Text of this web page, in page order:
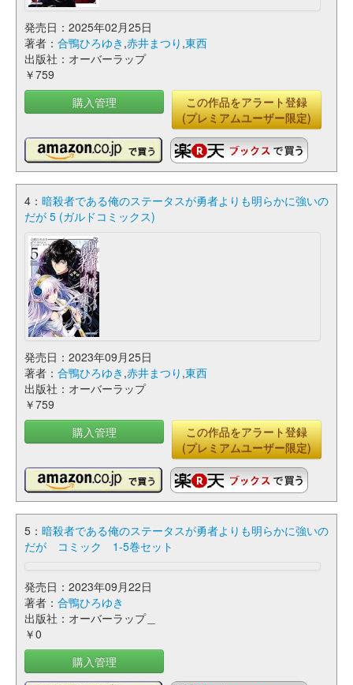
発売日：2025年02月25日
著者： 合鴨ひろゆき ,赤井まつり ,東西
出版社：オーバーラップ
￥759
購入管理
この作品をアラート登録
(プレミアムユーザー限定)
4： 暗殺者である俺のステータスが勇者よりも明らかに強いの
だが 5 (ガルドコミックス)
発売日：2023年09月25日
著者： 合鴨ひろゆき ,赤井まつり ,東西
出版社：オーバーラップ
￥759
購入管理
この作品をアラート登録
(プレミアムユーザー限定)
5： 暗殺者である俺のステータスが勇者よりも明らかに強いの
だが コミック 1-5巻セット
発売日：2023年09月22日
著者： 合鴨ひろゆき
出版社：オーバーラップ＿
￥0
購入管理